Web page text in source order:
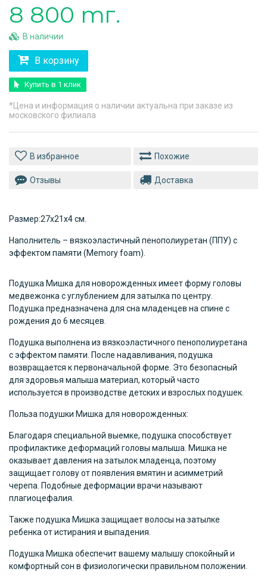
8 800 тг.
В наличии
В корзину
Купить в 1 клик
*Цена и информация о наличии актуальна при заказе из
московского филиала
Похожие
Отзывы Доставка
Размер:27х21х4 см.
Наполнитель – вязкоэластичный пенополиуретан (ППУ) с
эффектом памяти (Memory foam).
Подушка Мишка для новорожденных имеет форму головы
медвежонка с углублением для затылка по центру.
Подушка предназначена для сна младенцев на спине с
рождения до 6 месяцев.
Подушка выполнена из вязкоэластичного пенополиуретана
с эффектом памяти. После надавливания, подушка
возвращается к первоначальной форме. Это безопасный
для здоровья малыша материал, который часто
используется в производстве детских и взрослых подушек.
Польза подушки Мишка для новорожденных:
Благодаря специальной выемке, подушка способствует
профилактике деформаций головы малыша. Мишка не
оказывает давления на затылок младенца, поэтому
защищает голову от появления вмятин и асимметрий
черепа. Подобные деформации врачи называют
плагиоцефалия.
Также подушка Мишка защищает волосы на затылке
ребенка от истирания и выпадения.
Подушка Мишка обеспечит вашему малышу спокойный и
комфортный сон в физиологически правильном положении.